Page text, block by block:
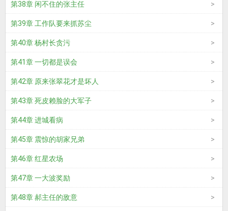
第38章 闲不住的张主任
第39章 工作队要来抓苏尘
第40章 杨村长贪污
第41章 一切都是误会
第42章 原来张翠花才是坏人
第43章 死皮赖脸的大军子
第44章 进城看病
第45章 震惊的胡家兄弟
第46章 红星农场
第47章 一大波奖励
第48章 郝主任的敌意